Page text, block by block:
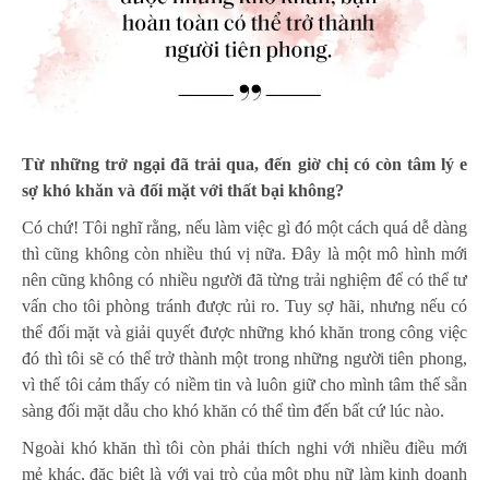
Từ những trở ngại đã trải qua, đến giờ chị có còn tâm lý e
sợ khó khăn và đối mặt với thất bại không?
Có chứ! Tôi nghĩ rằng, nếu làm việc gì đó một cách quá dễ dàng
thì cũng không còn nhiều thú vị nữa. Đây là một mô hình mới
nên cũng không có nhiều người đã từng trải nghiệm để có thể tư
vấn cho tôi phòng tránh được rủi ro. Tuy sợ hãi, nhưng nếu có
thể đối mặt và giải quyết được những khó khăn trong công việc
đó thì tôi sẽ có thể trở thành một trong những người tiên phong,
vì thế tôi cảm thấy có niềm tin và luôn giữ cho mình tâm thế sẵn
sàng đối mặt dẫu cho khó khăn có thể tìm đến bất cứ lúc nào.
Ngoài khó khăn thì tôi còn phải thích nghi với nhiều điều mới
mẻ khác, đặc biệt là với vai trò của một phụ nữ làm kinh doanh